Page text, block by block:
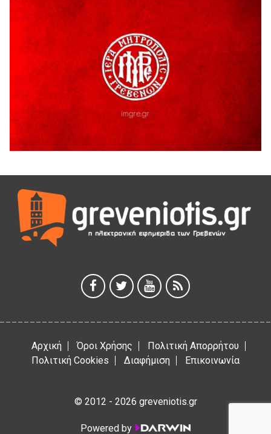
5 Αυγούστου 2026
Γρεβενά: Συνελήφθη 18χρονος αλλοδαπός, για κλοπή
εξοπλισμού γυμναστηρίου
5 Αυγούστου 2026
ΑΗ ΛΑΟΣ | 5 Αυγούστου | Υπαίθριο Θέατρο “Καστράκι”,
41η Γιορτή Κρασιού στο Τρίκωμο – «Γιορτή Παράδοσης»
5 Αυγούστου 2026
ΕΥΧΑΡΙΣΤΙΕΣ Φυσιολατρικού Συλλόγου Γρεβενών
4 Αυγούστου 2026
Έκτακτη χρηματοδότηση 400.000€ για επιπλέον εργασίες
στο Δημοτικό Στάδιο Γρεβενών «Μίλτος Τεντόγλου»
Αρχική Όροι Χρήσης
Πολιτική Απορρήτου
Πολιτική Cookies
Διαφήμιση Επικοινωνία
© 2012 - 2026 greveniotis.gr
Powered by